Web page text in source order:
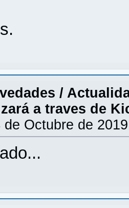
/
a traves de
de Octubre de